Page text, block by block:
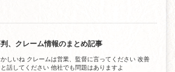
、クレーム情報のまとめ記事
しいね クレームは営業、監督に言ってください 改善
話してください 他社でも問題はありますよ